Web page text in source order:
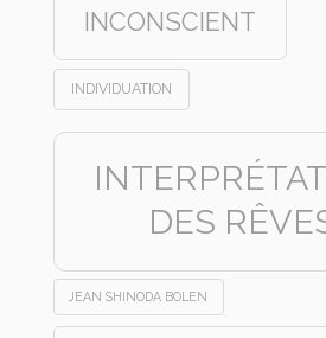
INCONSCIENT
INDIVIDUATION
DES
JEAN SHINODA BOLEN